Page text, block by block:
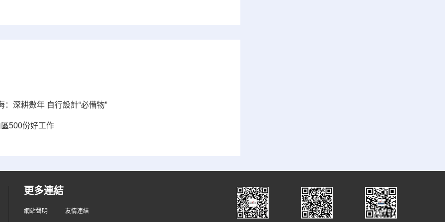
深耕數年 自行設計“必備物”
區500份好工作
更多連結
網站聲明 友情連結